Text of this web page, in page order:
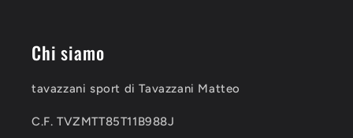
Chi siamo
tavazzani sport di Tavazzani Matteo
C.F. TVZMTT85T11B988J